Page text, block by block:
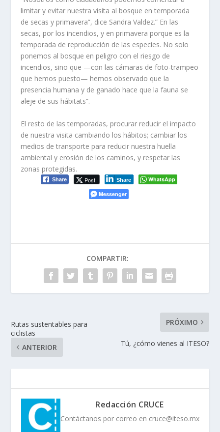
limitar y evitar nuestra visita al bosque en temporada
de secas y primavera”, dice Sandra Valdez.” En las
secas, por los incendios, y en primavera porque es la
temporada de reproducción de las especies. No solo
ponemos al bosque en peligro con el riesgo de
incendios, sino que —con las cámaras de foto-trampeo
que hemos puesto— hemos observado que la
presencia humana y de ganado hace que la fauna se
aleje de sus hábitats”.
El resto de las temporadas, procurar reducir el impacto
de nuestra visita cambiando los hábitos; cambiar los
medios de transporte para reducir nuestra huella
ambiental y erosión de los caminos, y respetar las
zonas protegidas.
Share Post Share
WhatsApp
Messenger
COMPARTIR:
Rutas sustentables para
ciclistas
ANTERIOR
PRÓXIMO
Tú, ¿cómo vienes al ITESO?
Redacción CRUCE
Contáctanos por correo en cruce@iteso.mx